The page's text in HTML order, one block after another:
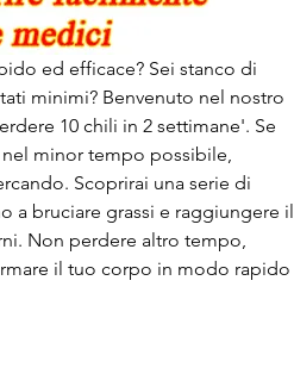
ed efficace? Sei stanco di
minimi? Benvenuto nel nostro
10 chili in 2 settimane'. Se
minor tempo possibile,
Scoprirai una serie di
a bruciare grassi e raggiungere il
Non perdere altro tempo,
il tuo corpo in modo rapido